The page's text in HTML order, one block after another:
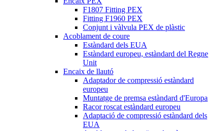
F1807 Fitting PEX
Fitting F1960 PEX
Conjunt i vàlvula PEX de plàstic
Acoblament de coure
Estàndard dels EUA
Estàndard europeu, estàndard del Regne
Unit
Encaix de llautó
Adaptador de compressió estàndard
europeu
Muntatge de premsa estàndard d'Europa
Racor roscat estàndard europeu
Adaptació de compressió estàndard dels
EUA